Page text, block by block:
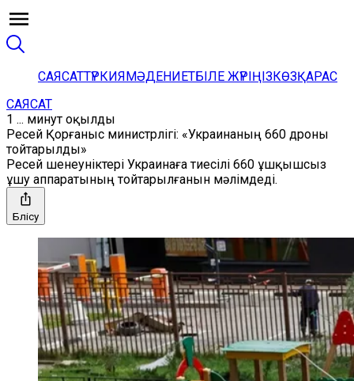
САЯСАТТҮРКИЯМӘДЕНИЕТБІЛЕ ЖҮРІҢІЗКӨЗҚАРАС
САЯСАТ
1 ... минут оқылды
Ресей Қорғаныс министрлігі: «Украинаның 660 дроны
тойтарылды»
Ресей шенеуніктері Украинаға тиесілі 660 ұшқышсыз
ұшу аппаратының тойтарылғанын мәлімдеді.
Бөлісу